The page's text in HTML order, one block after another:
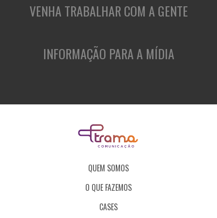
VENHA TRABALHAR COM A GENTE
INFORMAÇÃO PARA A MÍDIA
QUEM SOMOS
O QUE FAZEMOS
CASES